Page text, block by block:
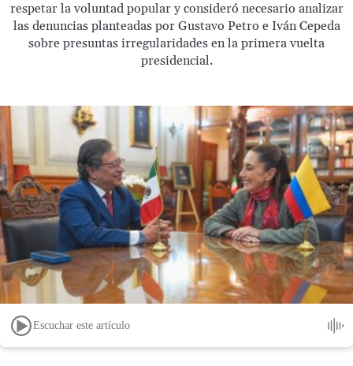
respetar la voluntad popular y consideró necesario analizar
las denuncias planteadas por Gustavo Petro e Iván Cepeda
sobre presuntas irregularidades en la primera vuelta
presidencial.
Escuchar este artículo